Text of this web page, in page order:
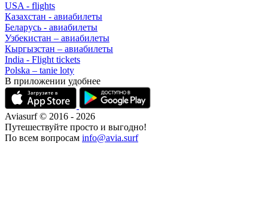
USA - flights
Казахстан - авиабилеты
Беларусь - авиабилеты
Узбекистан – авиабилеты
Кыргызстан – авиабилеты
India - Flight tickets
Polska – tanie loty
В приложении удобнее
Aviasurf © 2016 - 2026
Путешествуйте просто и выгодно!
По всем вопросам info@avia.surf